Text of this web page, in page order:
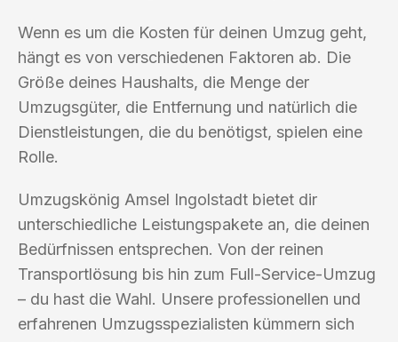
Wenn es um die Kosten für deinen Umzug geht,
hängt es von verschiedenen Faktoren ab. Die
Größe deines Haushalts, die Menge der
Umzugsgüter, die Entfernung und natürlich die
Dienstleistungen, die du benötigst, spielen eine
Rolle.
Umzugskönig Amsel Ingolstadt bietet dir
unterschiedliche Leistungspakete an, die deinen
Bedürfnissen entsprechen. Von der reinen
Transportlösung bis hin zum Full-Service-Umzug
– du hast die Wahl. Unsere professionellen und
erfahrenen Umzugsspezialisten kümmern sich